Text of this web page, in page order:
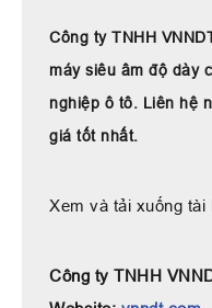
Công ty TNHH
máy siêu âm độ dày
nghiệp ô tô. Liên hệ
giá tốt nhất.
Xem và tải xuống tài
Công ty TNHH